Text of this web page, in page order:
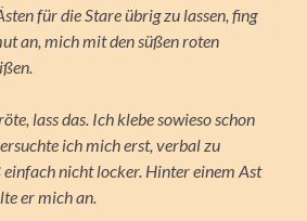
für die Stare übrig zu lassen, fing
an, mich mit den süßen roten
lass das. Ich klebe sowieso schon
ich mich erst, verbal zu
nicht locker. Hinter einem Ast
er mich an.